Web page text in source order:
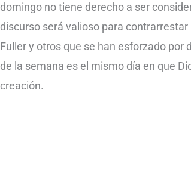
domingo no tiene derecho a ser
discurso será valioso para
Fuller y otros que se han esforzado
de la semana es el mismo día en que
creación.